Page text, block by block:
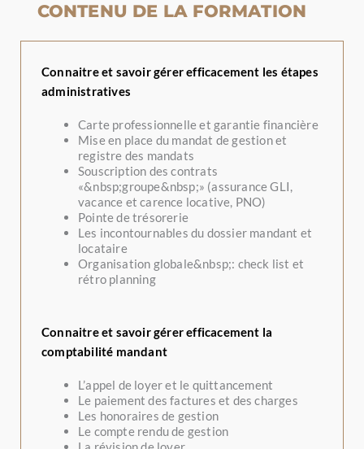
CONTENU DE LA FORMATION
Connaitre et savoir gérer efficacement les étapes
administratives
Carte professionnelle et garantie financière
Mise en place du mandat de gestion et
registre des mandats
Souscription des contrats
«&nbsp;groupe&nbsp;» (assurance GLI,
vacance et carence locative, PNO)
Pointe de trésorerie
Les incontournables du dossier mandant et
locataire
Organisation globale&nbsp;: check list et
rétro planning
Connaitre et savoir gérer efficacement la
comptabilité mandant
L’appel de loyer et le quittancement
Le paiement des factures et des charges
Les honoraires de gestion
Le compte rendu de gestion